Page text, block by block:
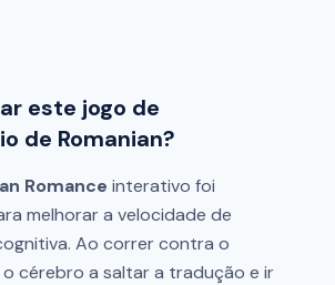
este jogo de
de Romanian?
Romance interativo foi
melhorar a velocidade de
Ao correr contra o
cérebro a saltar a tradução e ir